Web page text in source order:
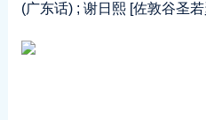
(广东话) ; 谢日熙 [佐敦谷圣